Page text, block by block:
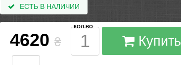
ЕСТЬ В НАЛИЧИИ
4620 ₴
КОЛ-ВО:
Купить